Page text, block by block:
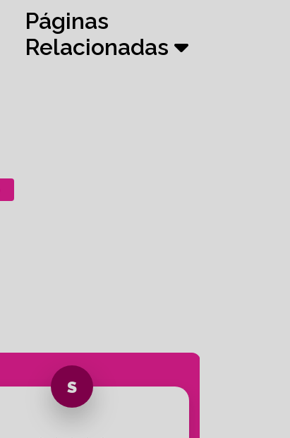
Páginas
Relacionadas